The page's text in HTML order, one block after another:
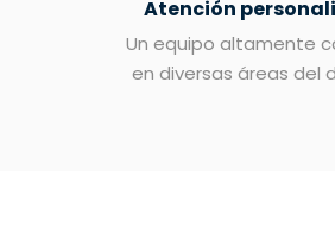
Atención
Un equipo altamente
en diversas áreas del